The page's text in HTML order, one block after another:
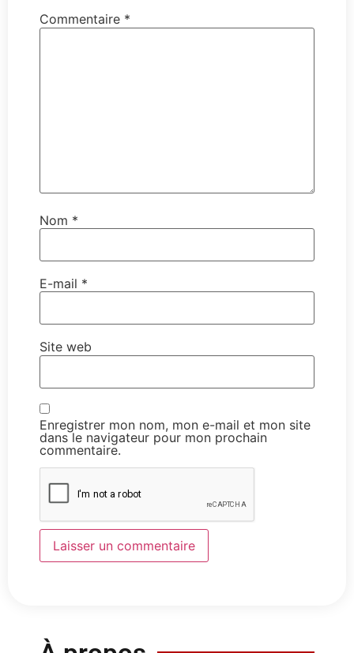
Commentaire *
Nom *
E-mail *
Site web
Enregistrer mon nom, mon e-mail et mon site
dans le navigateur pour mon prochain
commentaire.